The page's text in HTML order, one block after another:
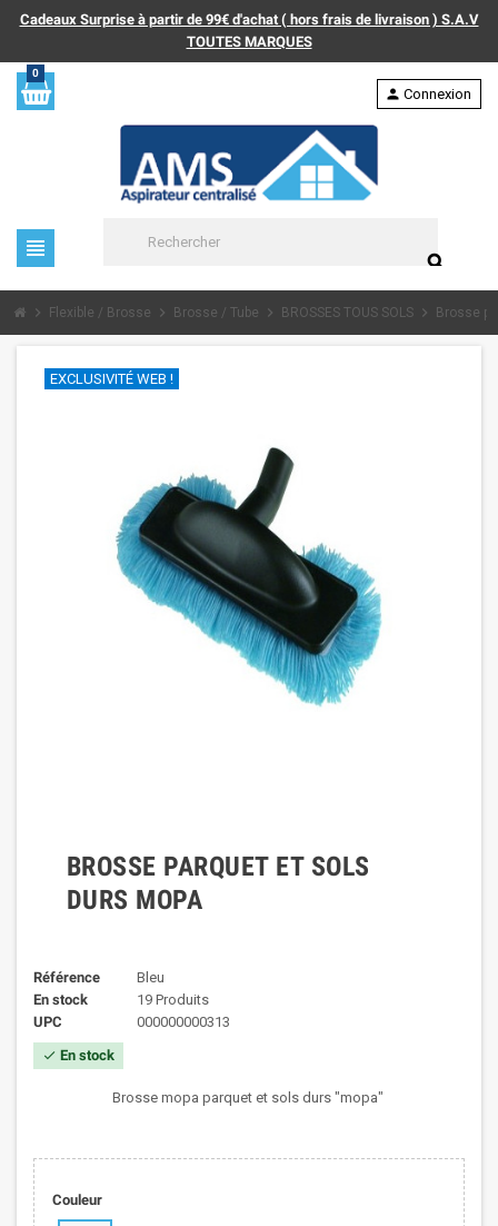
Cadeaux Surprise à partir de 99€ d'achat ( hors frais de livraison ) S.A.V
TOUTES MARQUES
0
view_headline
search
person Connexion
chevron_right Flexible / Brosse chevron_right Brosse / Tube chevron_right BROSSES TOUS SOLS chevron_right Brosse
EXCLUSIVITÉ WEB !
BROSSE PARQUET ET SOLS
DURS MOPA
Référence
Bleu
En stock
19 Produits
UPC
000000000313
check En stock
Brosse mopa parquet et sols durs "mopa"
Couleur